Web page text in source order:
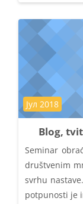
Blog,
Kategorija
Јул 2018
Seminar
društvenim
svrhu
potpunosti je